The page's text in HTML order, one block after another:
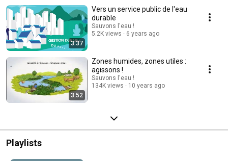
3:37
Vers un service public de l'eau
durable
Sauvons l'eau !
5.2K views
6 years ago
3:52
Zones humides, zones utiles :
agissons !
Sauvons l'eau !
134K views
10 years ago
Playlists